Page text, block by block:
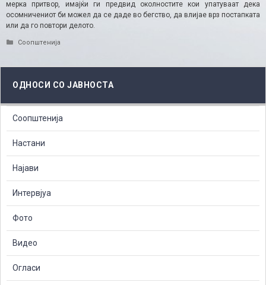
мерка притвор, имајќи ги предвид околностите кои упатуваат дека
осомничениот би можел да се даде во бегство, да влијае врз постапката
или да го повтори делото.
Categories
Соопштенија
ОДНОСИ СО ЈАВНОСТА
Соопштенија
Настани
Најави
Интервјуа
Фото
Видео
Огласи